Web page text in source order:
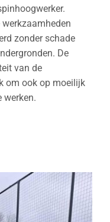
zonder schade
De
van de
om ook op moeilijk
werken.